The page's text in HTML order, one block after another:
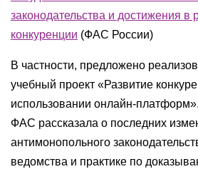
законодательства и достижения в
конкуренции (ФАС России)
В частности, предложено
учебный проект «Развитие
использовании онлайн-
ФАС рассказала о последних
антимонопольного
ведомства и практике по